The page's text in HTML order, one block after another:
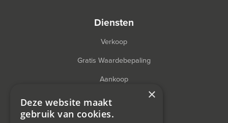
diensten
Verkoop
Gratis Waardebepaling
Aankoop
Financieel Advies
Taxatie
×
Deze website maakt
gebruik van cookies.